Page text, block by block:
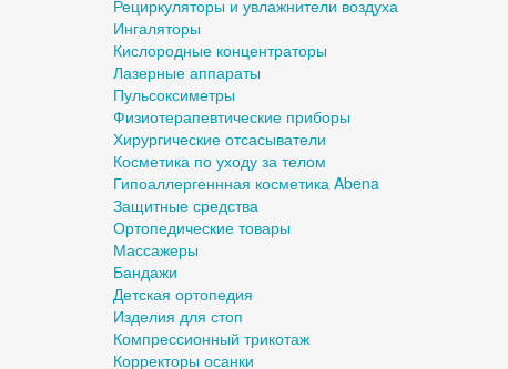
Рециркуляторы и увлажнители воздуха
Ингаляторы
Кислородные концентраторы
Лазерные аппараты
Пульсоксиметры
Физиотерапевтические приборы
Хирургические отсасыватели
Косметика по уходу за телом
Гипоаллергеннная косметика Abena
Защитные средства
Ортопедические товары
Массажеры
Бандажи
Детская ортопедия
Изделия для стоп
Компрессионный трикотаж
Корректоры осанки